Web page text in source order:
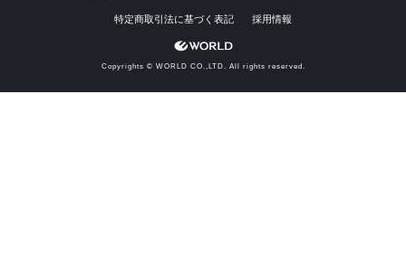
特定商取引法に基づく表記 採用情報
Copyrights © WORLD CO.,LTD. All rights reserved.